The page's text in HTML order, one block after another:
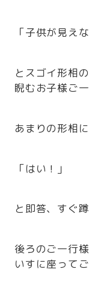
「子供が見え
とスゴイ形相
睨むお子様ご一
あまりの形相に
「はい！」
と即答、すぐ
後ろのご一行
いすに座ってご